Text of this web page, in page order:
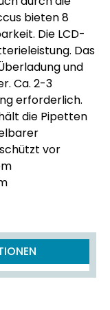
bieten 8
Die LCD-
Das
und
Ca. 2-3
erforderlich.
die Pipetten
vor